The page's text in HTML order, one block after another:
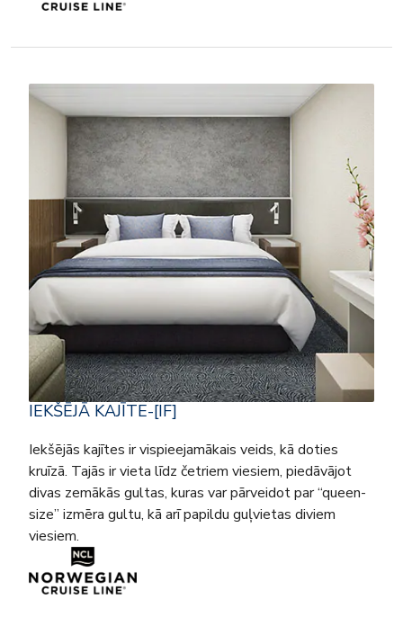
IEKŠĒJĀ KAJĪTE-[IF]
Iekšējās kajītes ir vispieejamākais veids, kā doties
kruīzā. Tajās ir vieta līdz četriem viesiem, piedāvājot
divas zemākās gultas, kuras var pārveidot par “queen-
size” izmēra gultu, kā arī papildu guļvietas diviem
viesiem.